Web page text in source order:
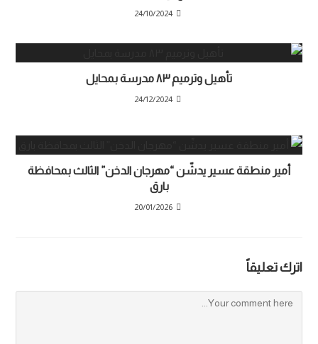
24/10/2024
تأهيل وترميم ٨٣ مدرسة بمحايل
24/12/2024
أمير منطقة عسير يدشّن “مهرجان الدخن” الثالث بمحافظة
بارق
20/01/2026
اترك تعليقاً